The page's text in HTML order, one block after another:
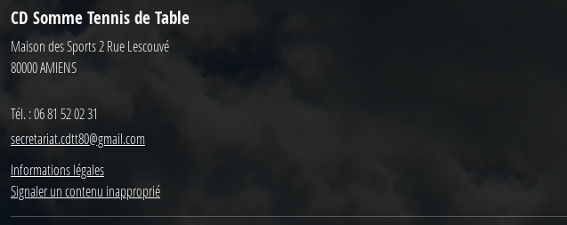
CD Somme Tennis de Table
Maison des Sports 2 Rue Lescouvé
80000AMIENS
Tél. :06 81 52 02 31
secretariat.cdtt80@gmail.com
Informations légales
Signaler un contenu inapproprié